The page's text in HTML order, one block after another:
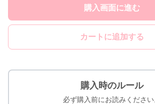
購入画面に進む
カートに追加する
購入時のルール
必ず購入前にお読みください